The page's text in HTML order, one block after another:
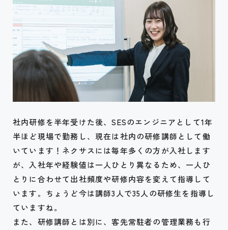
社内研修を半年受けた後、SESのエンジニアとして1年
半ほど現場で勤務し、現在は社内の研修講師として働
いています！ネクサスには毎年多くの方が入社します
が、入社年や経験値は一人ひとり異なるため、一人ひ
とりに合わせて出社頻度や研修内容を変えて指導して
います。ちょうど今は講師3人で35人の研修生を指導し
ていますね。
また、研修講師とは別に、客先常駐者の管理業務も行